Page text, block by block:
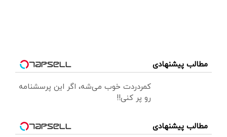
مطالب پیشنهادی
کمردردت خوب می‌شه، اگر این پرسشنامه
رو پر کنی!!
مطالب پیشنهادی